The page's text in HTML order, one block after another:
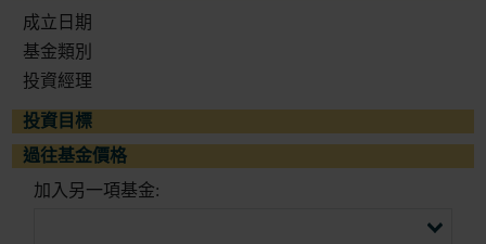
成立日期
基金類別
投資經理
投資目標
過往基金價格
加入另一項基金: